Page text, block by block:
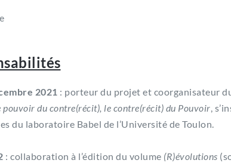
2021 : porteur du projet et coorganisateur
pouvoir du contre(récit), le contre(récit) du Pouvoir,
du laboratoire Babel de l’Université de Toulon.
: collaboration à l’édition du volume (R)évolutions